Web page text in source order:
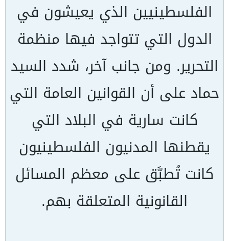
الفلسطينيين الذي يعيشون في
الدول التي تتواجد فيها منظمة
التحرير. ومن جانب آخر، شدد السيد
حماد على أن القوانين العامة التي
كانت سارية في البلاد التي
يقطنها المدنيون الفلسطينيون
كانت تُطبَّق على معظم المسائل
القانونية المتعلقة بهم.